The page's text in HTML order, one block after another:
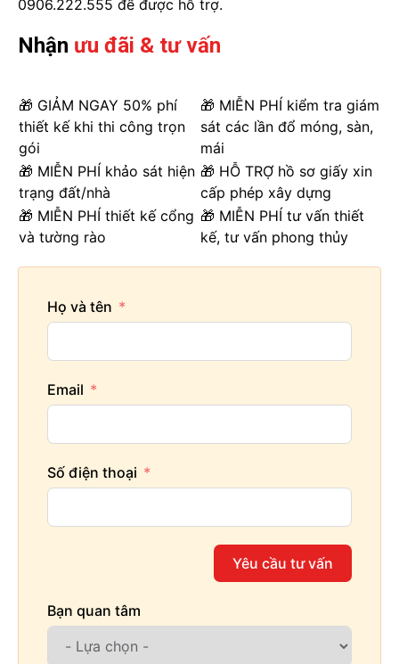
0906.222.555 để được hỗ trợ.
Nhận ưu đãi & tư vấn
🎁 GIẢM NGAY 50% phí
thiết kế khi thi công trọn
gói
🎁 MIỄN PHÍ kiểm tra giám
sát các lần đổ móng, sàn,
mái
🎁 MIỄN PHÍ khảo sát hiện
trạng đất/nhà
🎁 HỖ TRỢ hồ sơ giấy xin
cấp phép xây dựng
🎁 MIỄN PHÍ thiết kế cổng
và tường rào
🎁 MIỄN PHÍ tư vấn thiết
kế, tư vấn phong thủy
Họ và tên
Email
Số điện thoại
Yêu cầu tư vấn
Bạn quan tâm